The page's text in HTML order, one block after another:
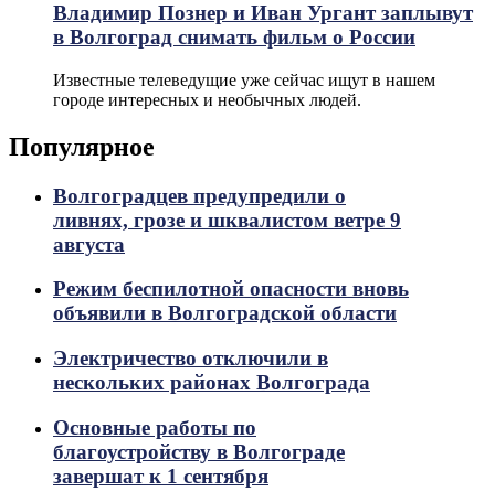
Владимир Познер и Иван Ургант заплывут
в Волгоград снимать фильм о России
Известные телеведущие уже сейчас ищут в нашем
городе интересных и необычных людей.
Популярное
Волгоградцев предупредили о
ливнях, грозе и шквалистом ветре 9
августа
Режим беспилотной опасности вновь
объявили в Волгоградской области
Электричество отключили в
нескольких районах Волгограда
Основные работы по
благоустройству в Волгограде
завершат к 1 сентября